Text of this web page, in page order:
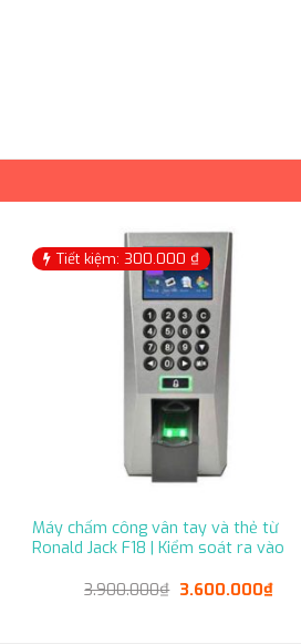
Tiết kiệm: 300.000 ₫
Máy chấm công vân tay và thẻ từ
Ronald Jack F18 | Kiểm soát ra vào
3.900.000₫ Original
3.600.000₫